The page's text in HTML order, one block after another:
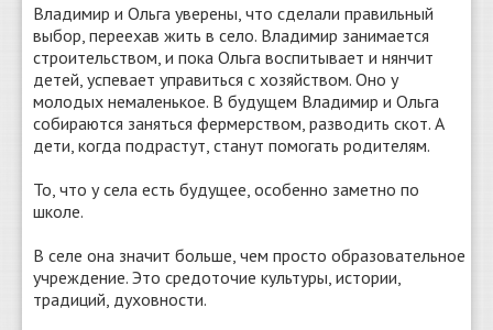
Владимир и Ольга уверены, что сделали правильный
выбор, переехав жить в село. Владимир занимается
строительством, и пока Ольга воспитывает и нянчит
детей, успевает управиться с хозяйством. Оно у
молодых немаленькое. В будущем Владимир и Ольга
собираются заняться фермерством, разводить скот. А
дети, когда подрастут, станут помогать родителям.
То, что у села есть будущее, особенно заметно по
школе.
В селе она значит больше, чем просто образовательное
учреждение. Это средоточие культуры, истории,
традиций, духовности.